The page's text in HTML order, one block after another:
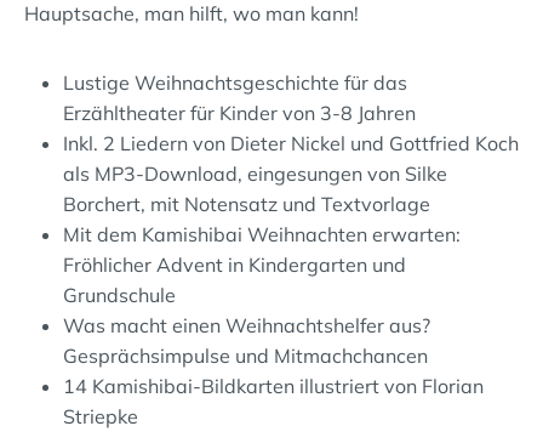
Hauptsache, man hilft, wo man kann!
Lustige Weihnachtsgeschichte für das
Erzähltheater für Kinder von 3-8 Jahren
Inkl. 2 Liedern von Dieter Nickel und Gottfried Koch
als MP3-Download, eingesungen von Silke
Borchert, mit Notensatz und Textvorlage
Mit dem Kamishibai Weihnachten erwarten:
Fröhlicher Advent in Kindergarten und
Grundschule
Was macht einen Weihnachtshelfer aus?
Gesprächsimpulse und Mitmachchancen
14 Kamishibai-Bildkarten illustriert von Florian
Striepke